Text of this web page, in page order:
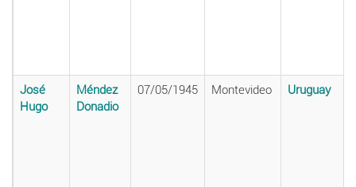
José
Hugo
Méndez
Donadio
07/05/1945 Montevideo Uruguay